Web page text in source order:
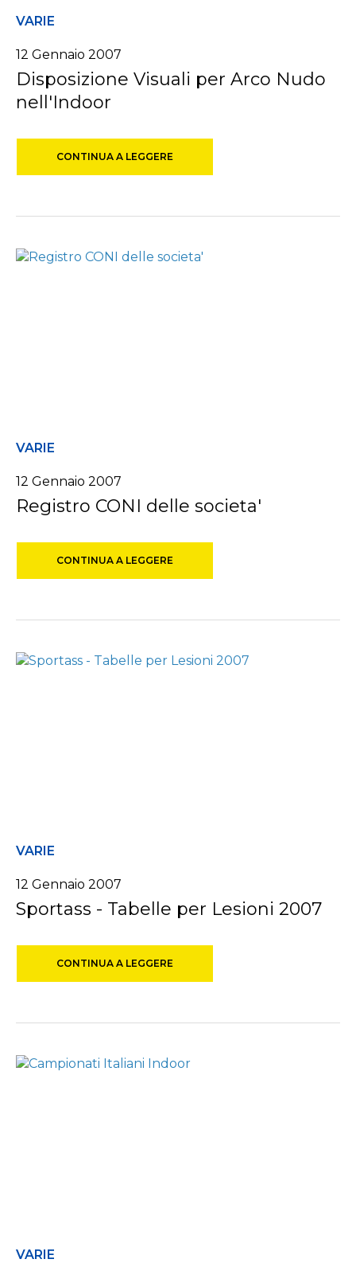
VARIE
12 Gennaio 2007
Disposizione Visuali per Arco Nudo
nell'Indoor
CONTINUA A LEGGERE
VARIE
12 Gennaio 2007
Registro CONI delle societa'
CONTINUA A LEGGERE
VARIE
12 Gennaio 2007
Sportass - Tabelle per Lesioni 2007
CONTINUA A LEGGERE
VARIE